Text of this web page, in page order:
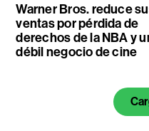
Warner Bros. reduce
ventas por pérdida de
derechos de la NBA y
débil negocio de cine